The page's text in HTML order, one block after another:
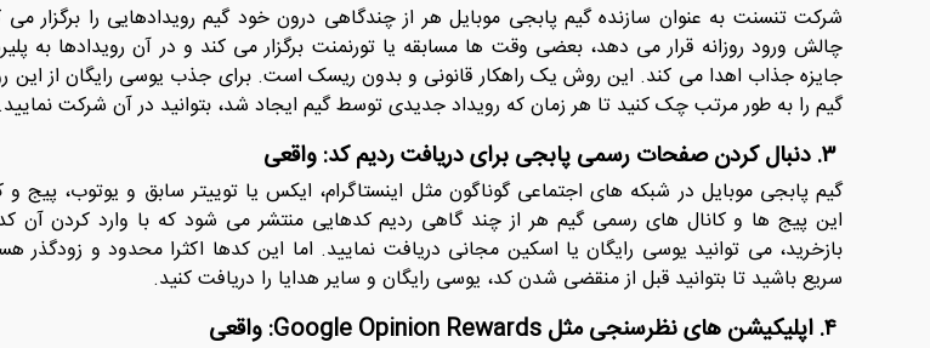
شرکت تنسنت به عنوان سازنده گیم پابجی موبایل هر از چندگاهی درون خود گیم رویدادهایی را برگزار
چالش ورود روزانه قرار می‌ دهد، بعضی وقت ها مسابقه یا تورنمنت برگزار می کند و در آن رویدادها به
جایزه جذاب اهدا می کند. این روش یک راهکار قانونی و بدون ریسک است. برای جذب یوسی رایگان از این
گیم را به طور مرتب چک کنید تا هر زمان که رویداد جدیدی توسط گیم ایجاد شد، بتوانید در آن شرکت نمایید.
گیم پابجی موبایل در شبکه ‌های اجتماعی گوناگون مثل اینستاگرام، ایکس یا توییتر سابق و یوتوب، پیج و
این پیج ها و کانال های رسمی گیم هر از چند گاهی ردیم کدهایی منتشر می شود که با وارد کردن آن
بازخرید، می ‌توانید یوسی رایگان یا اسکین مجانی دریافت نمایید. اما این کدها اکثرا محدود و زودگذر
سریع باشید تا بتوانید قبل از منقضی شدن کد، یوسی رایگان و سایر هدایا را دریافت کنید.